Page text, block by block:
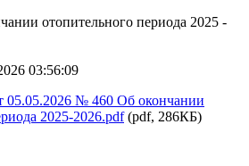
отопительного периода 2025 -
03:56:09
05.05.2026 № 460 Об окончании
2025-2026.pdf(pdf, 286КБ)